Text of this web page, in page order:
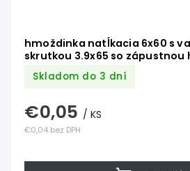
hmoždinka natĺkacia 6x60 s
skrutkou 3.9x65 so zápustnou
Skladom do 3 dní
€0,04 bez DPH
€0,05 / KS